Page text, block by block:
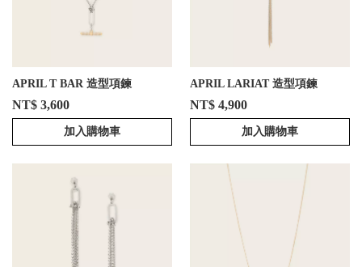
APRIL T BAR 造型項鍊
NT$ 3,600
加入購物車
APRIL LARIAT 造型項鍊
NT$ 4,900
加入購物車